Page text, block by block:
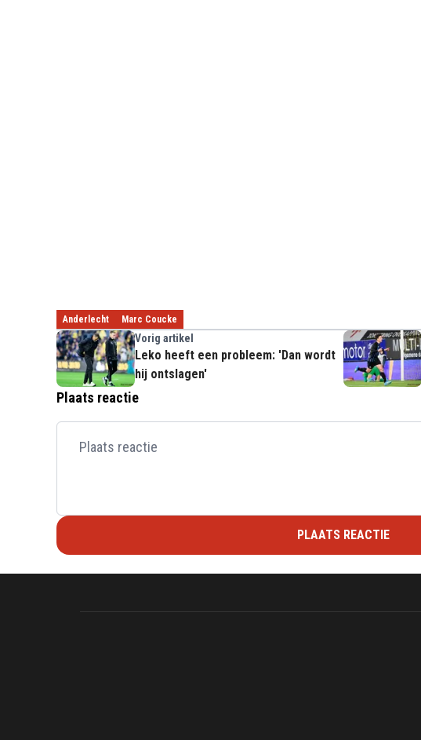
Anderlecht Marc Coucke
Vorig artikel
Leko heeft een probleem: 'Dan wordt
hij ontslagen'
Plaats reactie
PLAATS REACTIE